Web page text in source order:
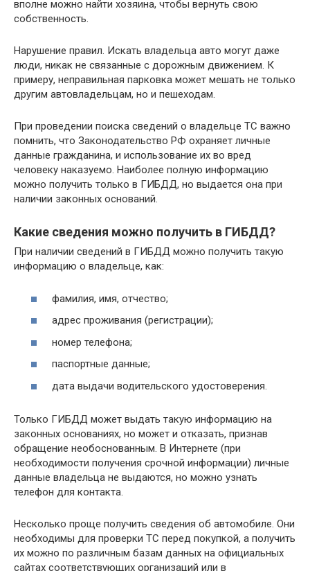
вполне можно найти хозяина, чтобы вернуть свою
собственность.
Нарушение правил. Искать владельца авто могут даже
люди, никак не связанные с дорожным движением. К
примеру, неправильная парковка может мешать не только
другим автовладельцам, но и пешеходам.
При проведении поиска сведений о владельце ТС важно
помнить, что Законодательство РФ охраняет личные
данные гражданина, и использование их во вред
человеку наказуемо. Наиболее полную информацию
можно получить только в ГИБДД, но выдается она при
наличии законных оснований.
Какие сведения можно получить в ГИБДД?
При наличии сведений в ГИБДД можно получить такую
информацию о владельце, как:
фамилия, имя, отчество;
адрес проживания (регистрации);
номер телефона;
паспортные данные;
дата выдачи водительского удостоверения.
Только ГИБДД может выдать такую информацию на
законных основаниях, но может и отказать, признав
обращение необоснованным. В Интернете (при
необходимости получения срочной информации) личные
данные владельца не выдаются, но можно узнать
телефон для контакта.
Несколько проще получить сведения об автомобиле. Они
необходимы для проверки ТС перед покупкой, а получить
их можно по различным базам данных на официальных
сайтах соответствующих организаций или в